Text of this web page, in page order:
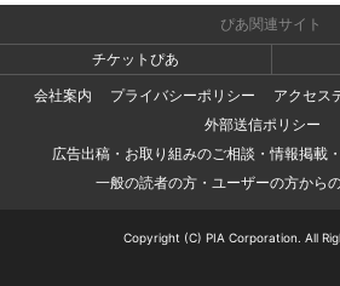
ぴあ関連サイト
チケットぴあ
会社案内
プライバシーポリシー
アクセス
外部送信ポリシー
広告出稿・お取り組みのご相談・情報掲載
一般の読者の方・ユーザーの方から
Copyright (C) PIA Corporation. All